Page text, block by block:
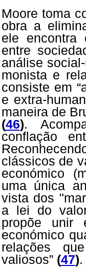
Moore toma
obra a
ele encontra
entre
análise
monista e
consiste em
e extra-
maneira de
(46).
conflação
clássicos de
económico
uma única
vista dos
a lei do
propõe unir
económico
relações
valiosos” (47).